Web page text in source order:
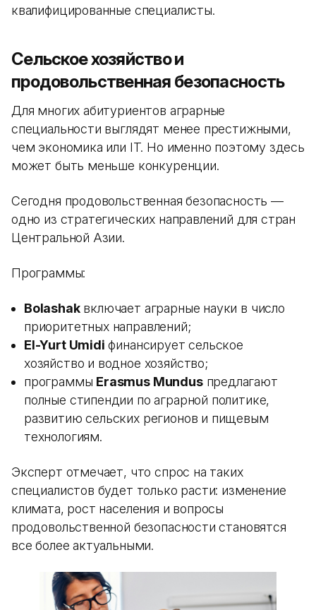
квалифицированные специалисты.
Сельское хозяйство и
продовольственная безопасность
Для многих абитуриентов аграрные
специальности выглядят менее престижными,
чем экономика или IT. Но именно поэтому здесь
может быть меньше конкуренции.
Сегодня продовольственная безопасность —
одно из стратегических направлений для стран
Центральной Азии.
Программы:
Bolashakвключает аграрные науки в число
приоритетных направлений;
El-Yurt Umidi финансирует сельское
хозяйство и водное хозяйство;
программы Erasmus Mundusпредлагают
полные стипендии по аграрной политике,
развитию сельских регионов и пищевым
технологиям.
Эксперт отмечает, что спрос на таких
специалистов будет только расти: изменение
климата, рост населения и вопросы
продовольственной безопасности становятся
все более актуальными.